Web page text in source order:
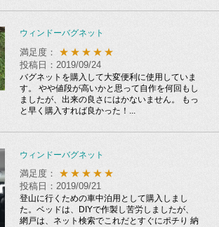
ウィンドーバグネット
満足度： ★★★★★
投稿日：2019/09/24
バグネットを購入して大変便利に使用していま
す。 やや値段が高いかと思って自作を何回もし
ましたが、出来の良さにはかないません。 もっ
と早く購入すれば良かった！...
ウィンドーバグネット
満足度： ★★★★★
投稿日：2019/09/21
登山に行くための車中泊用として購入しまし
た。ベッドは、DIYで作製し苦労しましたが、
網戸は、ネット検索でこれだとすぐにポチり 納